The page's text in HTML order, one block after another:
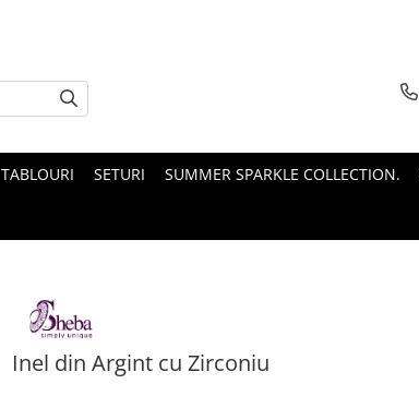
TABLOURI SETURI SUMMER SPARKLE COLLECTION.
Inel din Argint cu Zirconiu